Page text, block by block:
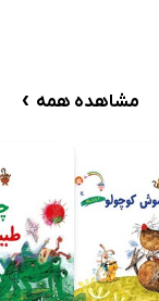
مشاهده همه ›